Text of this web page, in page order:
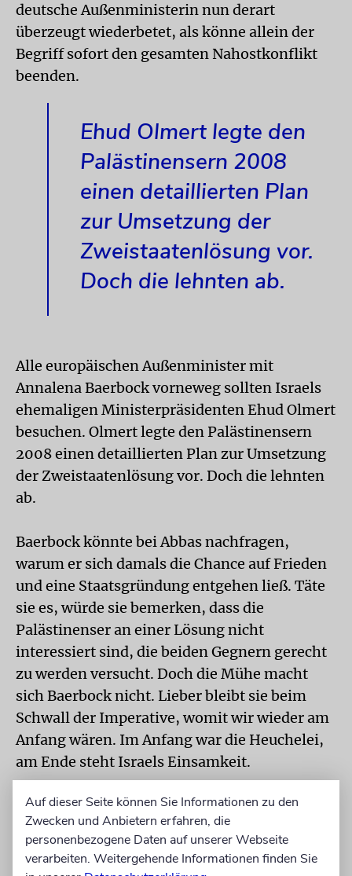
deutsche Außenministerin nun derart
überzeugt wiederbetet, als könne allein der
Begriff sofort den gesamten Nahostkonflikt
beenden.
Ehud Olmert legte den
Palästinensern 2008
einen detaillierten Plan
zur Umsetzung der
Zweistaatenlösung vor.
Doch die lehnten ab.
Alle europäischen Außenminister mit
Annalena Baerbock vorneweg sollten Israels
ehemaligen Ministerpräsidenten Ehud Olmert
besuchen. Olmert legte den Palästinensern
2008 einen detaillierten Plan zur Umsetzung
der Zweistaatenlösung vor. Doch die lehnten
ab.
Baerbock könnte bei Abbas nachfragen,
warum er sich damals die Chance auf Frieden
und eine Staatsgründung entgehen ließ. Täte
sie es, würde sie bemerken, dass die
Palästinenser an einer Lösung nicht
interessiert sind, die beiden Gegnern gerecht
zu werden versucht. Doch die Mühe macht
sich Baerbock nicht. Lieber bleibt sie beim
Schwall der Imperative, womit wir wieder am
Anfang wären. Im Anfang war die Heuchelei,
am Ende steht Israels Einsamkeit.
Der Autor ist »Welt«-Chefkommentator und
Ressortleiter Innenpolitik.
Auf dieser Seite können Sie Informationen zu den
Zwecken und Anbietern erfahren, die
personenbezogene Daten auf unserer Webseite
verarbeiten. Weitergehende Informationen finden Sie